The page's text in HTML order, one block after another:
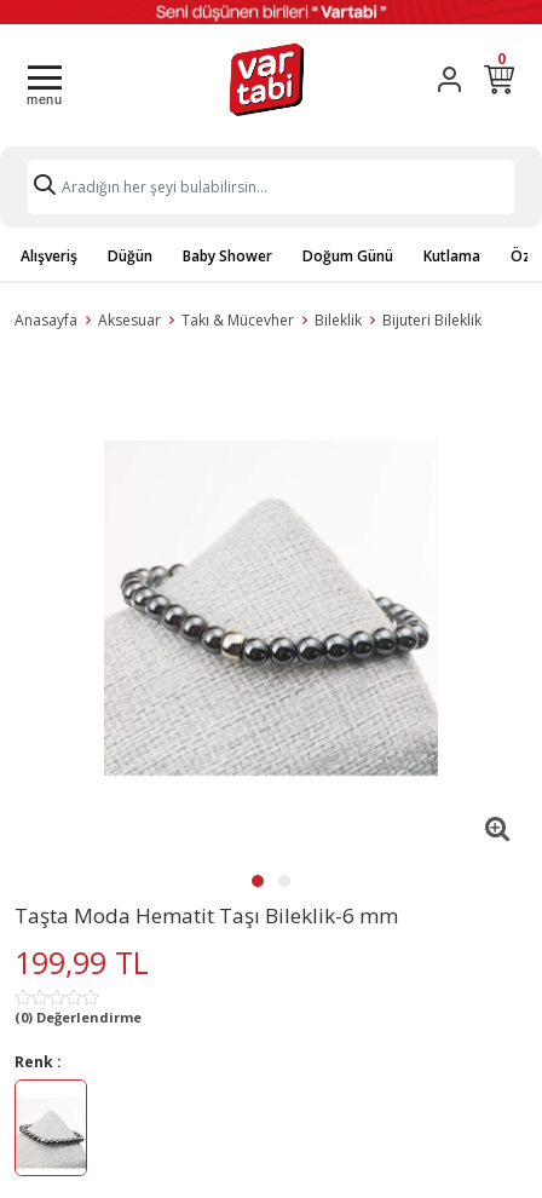
0
Alışveriş Düğün Baby Shower Doğum Günü Kutlama
Anasayfa Aksesuar Takı & Mücevher Bileklik Bijuteri Bileklik
Taşta Moda Hematit Taşı Bileklik-6 mm
199,99 TL
(0) Değerlendirme
Renk :